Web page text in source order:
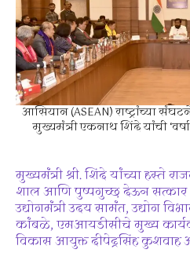
आसियान (ASEAN) राष्ट्रांच्या
मुख्यमंत्री एकनाथ शिंदे यांची
मुख्यमंत्री श्री. शिंदे यांच्या हस्ते
शाल आणि पुष्पगुच्छ देऊन
उद्योगमंत्री उदय सामंत, उद्योग
कांबळे, एमआयडीसीचे मुख्य
विकास आयुक्त दीपेद्रसिंह कुशवाह